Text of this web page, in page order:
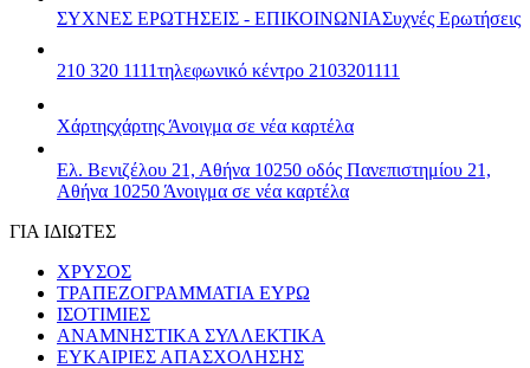
ΣΥΧΝΕΣ ΕΡΩΤΗΣΕΙΣ - ΕΠΙΚΟΙΝΩΝΙΑΣυχνές Ερωτήσεις
210 320 1111τηλεφωνικό κέντρο 2103201111
Χάρτηςχάρτης Άνοιγμα σε νέα καρτέλα
Ελ. Βενιζέλου 21, Αθήνα 10250 οδός Πανεπιστημίου 21,
Αθήνα 10250 Άνοιγμα σε νέα καρτέλα
ΓΙΑ ΙΔΙΩΤΕΣ
ΧΡΥΣΟΣ
ΤΡΑΠΕΖΟΓΡΑΜΜΑΤΙΑ ΕΥΡΩ
ΙΣΟΤΙΜΙΕΣ
ΑΝΑΜΝΗΣΤΙΚΑ ΣΥΛΛΕΚΤΙΚΑ
ΕΥΚΑΙΡΙΕΣ ΑΠΑΣΧΟΛΗΣΗΣ